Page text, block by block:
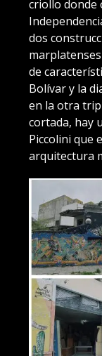
criollo donde
dos
de
Bolívar y la
en la otra
cortada, hay
Piccolini que
arquitectura